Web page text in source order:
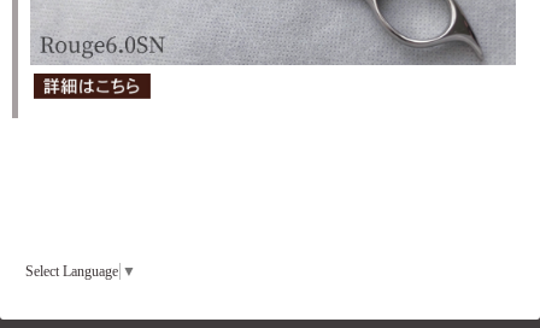
Select Language ▼